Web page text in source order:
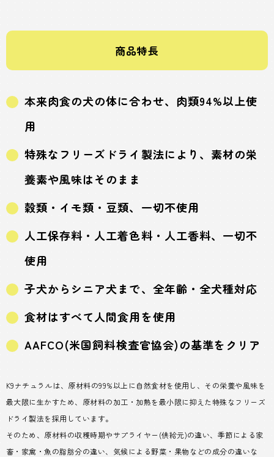
商品特長
本来肉食の犬の体に合わせ、肉類94%以上使
用
特殊なフリーズドライ製法により、素材の栄
養素や風味はそのまま
穀類・イモ類・豆類、一切不使用
人工保存料・人工着色料・人工香料、一切不
使用
子犬からシニア犬まで、全年齢・全犬種対応
食材はすべて人間食用を使用
AAFCO(米国飼料検査官協会)の基準をクリア
K9ナチュラルは、原材料の99%以上に自然食材を使用し、その栄養や風味を
最大限に生かすため、原材料の加工・加熱を最小限に抑えた特殊なフリーズ
ドライ製法を採用しています。
そのため、原材料の収穫時期やサプライヤー(供給元)の違い、季節による家
畜・家禽・魚の脂肪分の違い、気候による野菜・果物などの成分の違いな